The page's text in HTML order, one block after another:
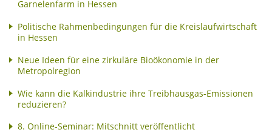
Garnelenfarm in Hessen
Politische Rahmenbedingungen für die Kreislaufwirtschaft
in Hessen
Neue Ideen für eine zirkuläre Bioökonomie in der
Metropolregion
Wie kann die Kalkindustrie ihre Treibhausgas-Emissionen
reduzieren?
8. Online-Seminar: Mitschnitt veröffentlicht